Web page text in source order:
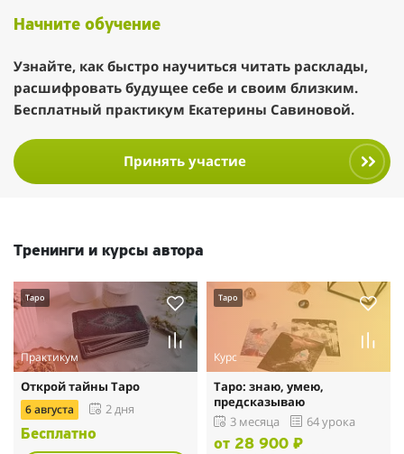
Начните обучение
Узнайте, как быстро научиться читать расклады,
расшифровать будущее себе и своим близким.
Бесплатный практикум Екатерины Савиновой.
Принять участие
Тренинги и курсы автора
Таро
Практикум
Открой тайны Таро
6 августа 2 дня
Бесплатно
Таро
Курс
Таро: знаю, умею,
предсказываю
3 месяца 64 урока
от 28 900 ₽